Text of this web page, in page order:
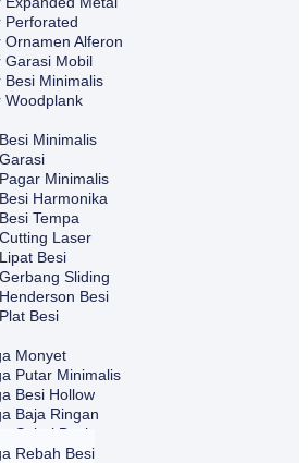
Perforated
Ornamen Alferon
Garasi Mobil
Besi Minimalis
Woodplank
Minimalis
Minimalis
Harmonika
Tempa
Laser
Besi
Sliding
Besi
Besi
Monyet
Putar Minimalis
Besi Hollow
Baja Ringan
Spiral Besi
Rebah Besi